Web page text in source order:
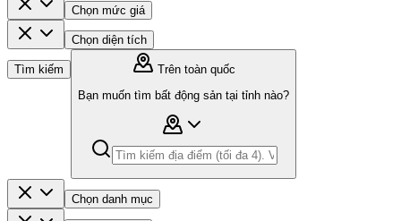
Chọn mức giá
Chọn diện tích
Tìm kiếm
Trên toàn quốc
Bạn muốn tìm bất động sản tại tỉnh nào?
Chọn danh mục